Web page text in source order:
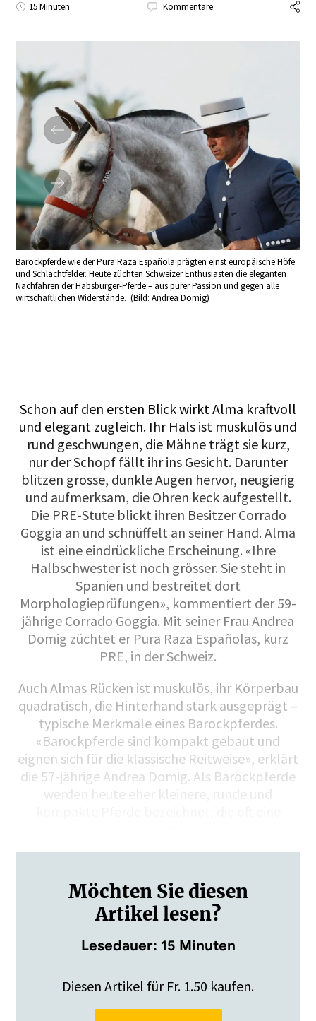
15 Minuten Kommentare
Barockpferde wie der Pura Raza Española prägten einst europäische Höfe
und Schlachtfelder. Heute züchten Schweizer Enthusiasten die eleganten
Nachfahren der Habsburger-Pferde – aus purer Passion und gegen alle
wirtschaftlichen Widerstände. (Bild: Andrea Domig)
Schon auf den ersten Blick wirkt Alma kraftvoll
und elegant zugleich. Ihr Hals ist muskulös und
rund geschwungen, die Mähne trägt sie kurz,
nur der Schopf fällt ihr ins Gesicht. Darunter
blitzen grosse, dunkle Augen hervor, neugierig
und aufmerksam, die Ohren keck aufgestellt.
Die PRE-Stute blickt ihren Besitzer Corrado
Goggia an und schnüffelt an seiner Hand. Alma
ist eine eindrückliche Erscheinung. «Ihre
Halbschwester ist noch grösser. Sie steht in
Spanien und bestreitet dort
Morphologieprüfungen», kommentiert der 59-
jährige Corrado Goggia. Mit seiner Frau Andrea
Domig züchtet er Pura Raza Españolas, kurz
PRE, in der Schweiz.
Auch Almas Rücken ist muskulös, ihr Körperbau
quadratisch, die Hinterhand stark ausgeprägt –
typische Merkmale eines Barockpferdes.
«Barockpferde sind kompakt gebaut und
eignen sich für die klassische Reitweise», erklärt
die 57-jährige Andrea Domig. Als Barockpferde
werden heute eher kleinere, runde und
Möchten Sie diesen
Artikel lesen?
Lesedauer: 15 Minuten
Diesen Artikel für Fr. 1.50 kaufen.